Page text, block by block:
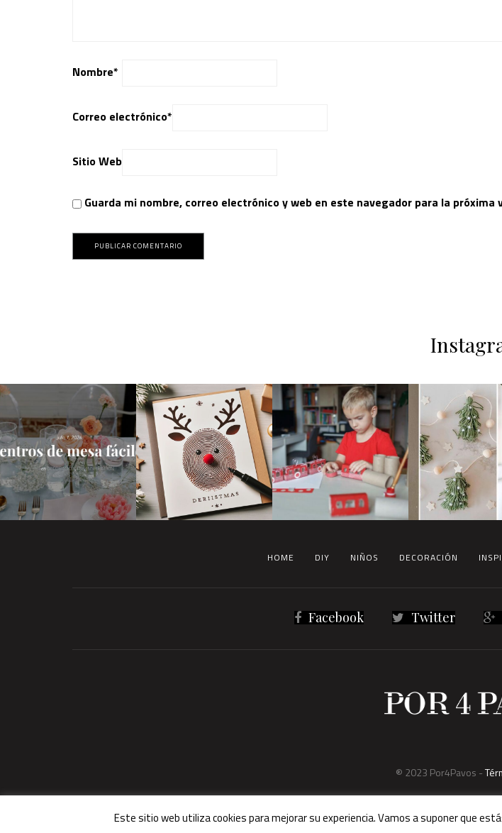
Nombre*
Correo electrónico*
Sitio Web
Guarda mi nombre, correo electrónico y web en este navegador para la próxima
HOME DIY NIÑOS DECORACIÓN
Facebook Twitter
® 2023 Por4Pavos -
Este sitio web utiliza cookies para mejorar su experiencia. Vamos a suponer que